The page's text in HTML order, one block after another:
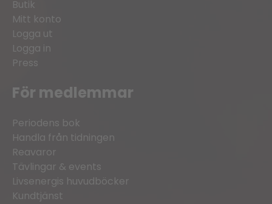
Butik
Mitt konto
Logga ut
Logga in
Press
För medlemmar
Periodens bok
Handla från tidningen
Reavaror
Tävlingar & events
Livsenergis huvudböcker
Kundtjänst